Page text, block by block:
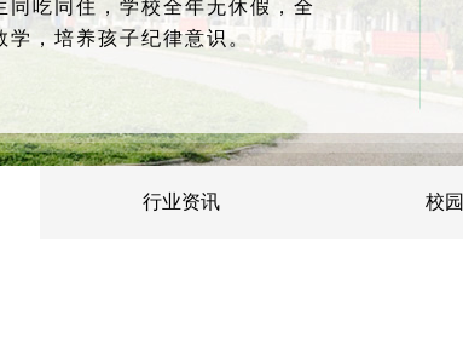
同吃同住，学校全年无休假，全
学，培养孩子纪律意识。
行业资讯 校